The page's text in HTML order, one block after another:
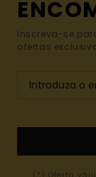
Inscreva-se
ofertas